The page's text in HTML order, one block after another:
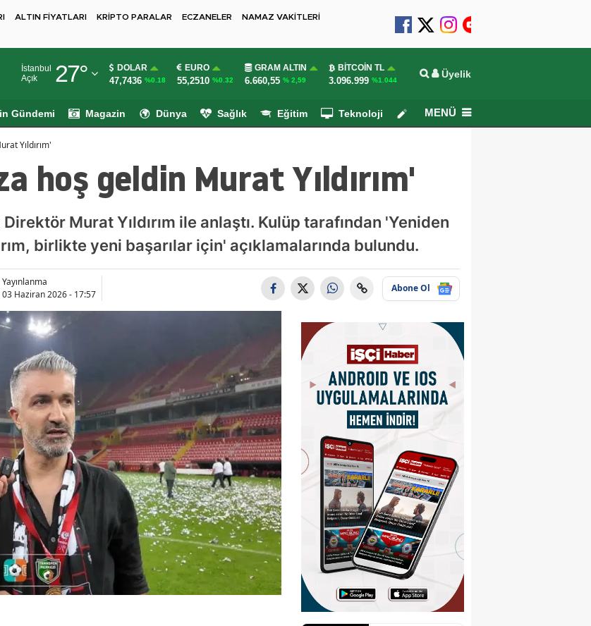
ALTIN FİYATLARI KRİPTO PARALAR ECZANELER
NAMAZ VAKİTLERİ
İstanbul
Açık
27°
Adıyaman
Ağrı
Ankara
Antalya
Artvin
Aydın
Balıkesir
Bilecik
Bingöl
Bitlis
Bolu
Burdur
Bursa
Çanakkale
Çankırı
Çorum
Denizli
DOLAR
47,7436 %0.18
EURO
55,2510 %0.32
GRAM ALTIN
6.660,55 % 2,59
BITCOIN TL
3.096.999 %1.044 Üyelik
Gündemi Magazin Dünya Sağlık Eğitim Teknoloji Köşe Yazarları
MENÜ
Yıldırım'
hoş geldin Murat Yıldırım'
Murat Yıldırım ile anlaştı. Kulüp tarafından 'Yeniden
birlikte yeni başarılar için' açıklamalarında bulundu.
Yayınlanma
03 Haziran 2026 - 17:57
Abone Ol